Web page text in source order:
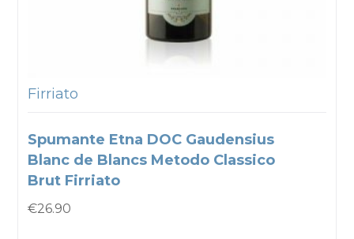
Firriato
Spumante Etna DOC Gaudensius
Blanc de Blancs Metodo Classico
Brut Firriato
€26.90